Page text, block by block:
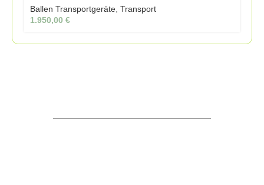
Ballen Transportgeräte Transport
1.950,00 €